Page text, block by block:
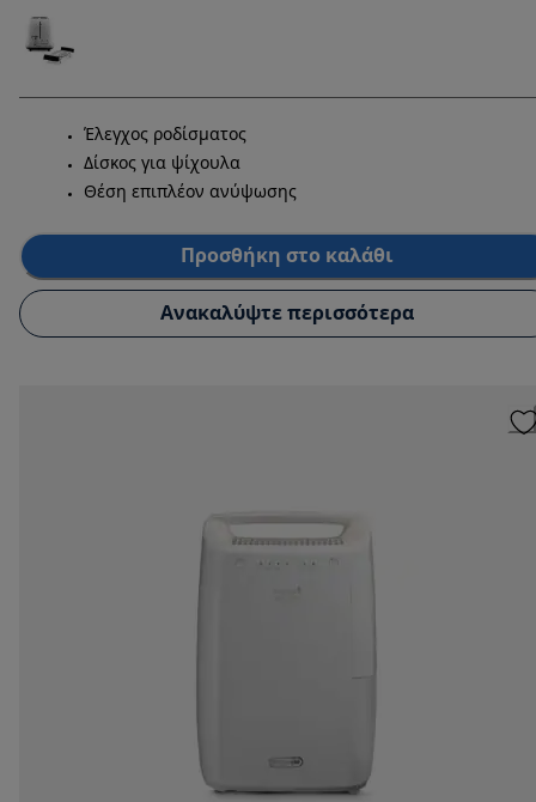
Έλεγχος ροδίσματος
Δίσκος για ψίχουλα
Θέση επιπλέον ανύψωσης
Προσθήκη στο καλάθι
Ανακαλύψτε περισσότερα